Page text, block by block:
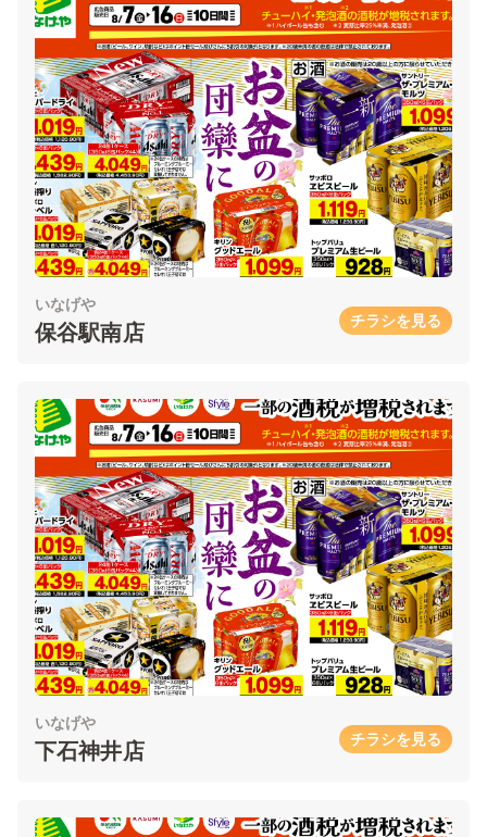
いなげや
保谷駅南店 チラシを見る
いなげや
下石神井店 チラシを見る